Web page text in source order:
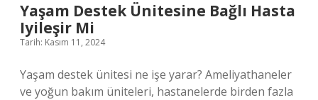
Yaşam Destek Ünitesine Bağlı Hasta
Iyileşir Mi
Tarih: Kasım 11, 2024
Yaşam destek ünitesi ne işe yarar? Ameliyathaneler
ve yoğun bakım üniteleri, hastanelerde birden fazla